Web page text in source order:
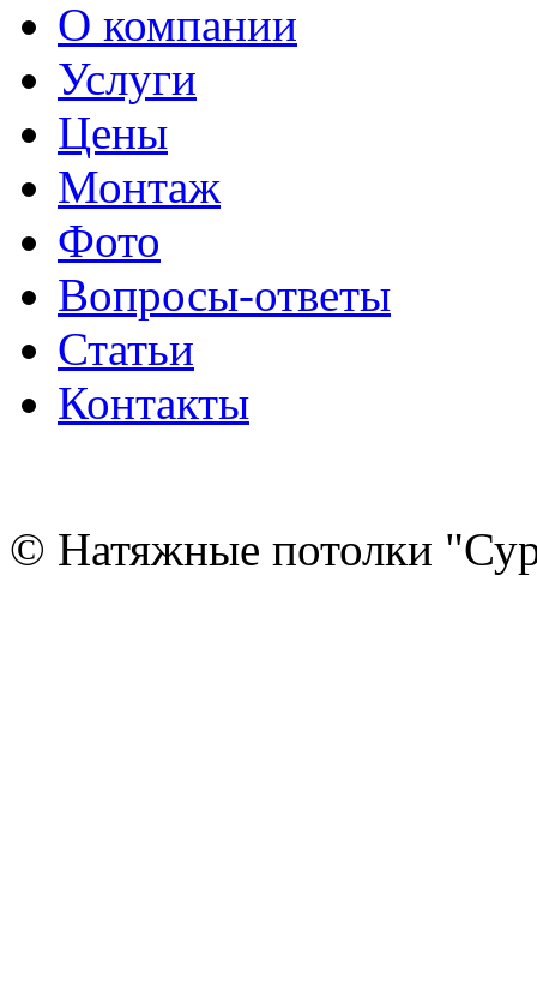
О компании
Услуги
Цены
Монтаж
Фото
Вопросы-ответы
Статьи
Контакты
© Натяжные потолки